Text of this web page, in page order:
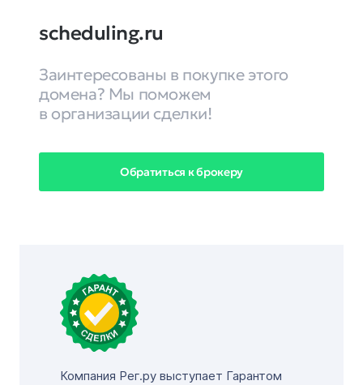
scheduling.ru
Заинтересованы в покупке этого
домена? Мы поможем
в организации сделки!
Обратиться к брокеру
Компания Рег.ру выступает Гарантом